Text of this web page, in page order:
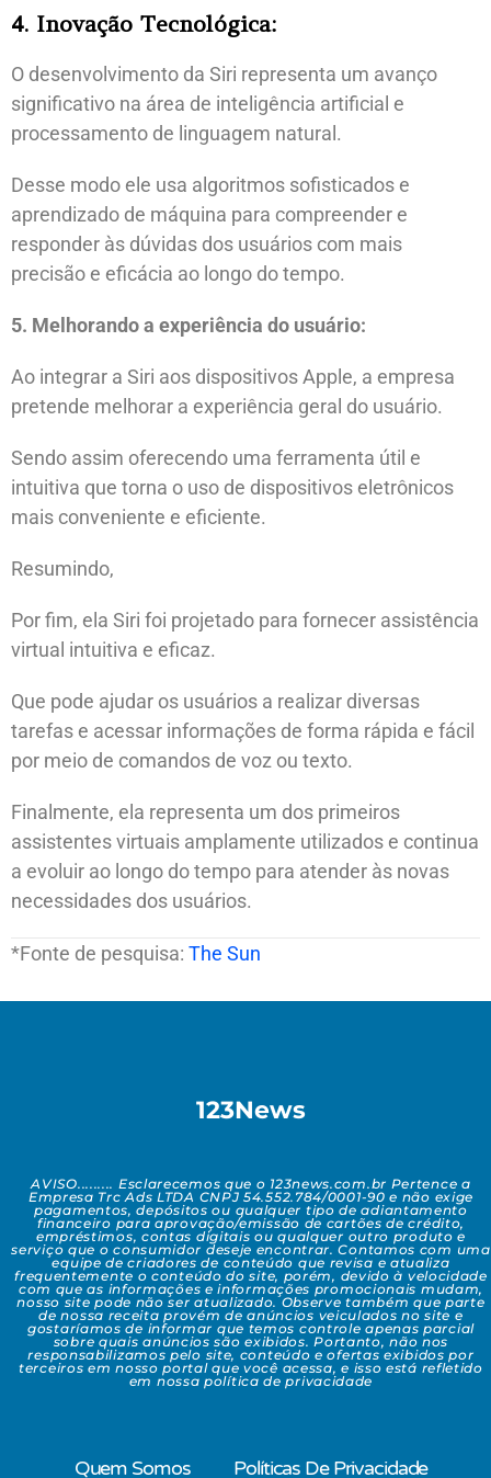
4. Inovação Tecnológica:
O desenvolvimento da Siri representa um avanço
significativo na área de inteligência artificial e
processamento de linguagem natural.
Desse modo ele usa algoritmos sofisticados e
aprendizado de máquina para compreender e
responder às dúvidas dos usuários com mais
precisão e eficácia ao longo do tempo.
5. Melhorando a experiência do usuário:
Ao integrar a Siri aos dispositivos Apple, a empresa
pretende melhorar a experiência geral do usuário.
Sendo assim oferecendo uma ferramenta útil e
intuitiva que torna o uso de dispositivos eletrônicos
mais conveniente e eficiente.
Resumindo,
Por fim, ela Siri foi projetado para fornecer assistência
virtual intuitiva e eficaz.
Que pode ajudar os usuários a realizar diversas
tarefas e acessar informações de forma rápida e fácil
por meio de comandos de voz ou texto.
Finalmente, ela representa um dos primeiros
assistentes virtuais amplamente utilizados e continua
a evoluir ao longo do tempo para atender às novas
necessidades dos usuários.
*Fonte de pesquisa: The Sun
123News
AVISO......... Esclarecemos que o 123news.com.br Pertence a
Empresa Trc Ads LTDA CNPJ 54.552.784/0001-90 e não exige
pagamentos, depósitos ou qualquer tipo de adiantamento
financeiro para aprovação/emissão de cartões de crédito,
empréstimos, contas digitais ou qualquer outro produto e
serviço que o consumidor deseje encontrar. Contamos com uma
equipe de criadores de conteúdo que revisa e atualiza
frequentemente o conteúdo do site, porém, devido à velocidade
com que as informações e informações promocionais mudam,
nosso site pode não ser atualizado. Observe também que parte
de nossa receita provém de anúncios veiculados no site e
gostaríamos de informar que temos controle apenas parcial
sobre quais anúncios são exibidos. Portanto, não nos
responsabilizamos pelo site, conteúdo e ofertas exibidos por
terceiros em nosso portal que você acessa, e isso está refletido
em nossa política de privacidade
Quem Somos Políticas De Privacidade